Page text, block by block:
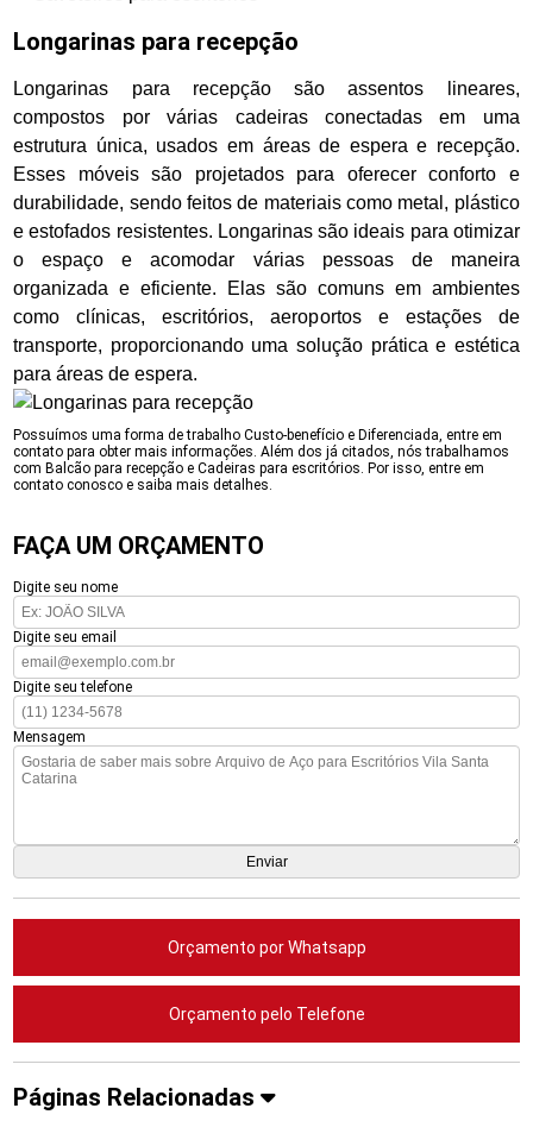
Longarinas para recepção
Longarinas para recepção são assentos lineares,
compostos por várias cadeiras conectadas em uma
estrutura única, usados em áreas de espera e recepção.
Esses móveis são projetados para oferecer conforto e
durabilidade, sendo feitos de materiais como metal, plástico
e estofados resistentes. Longarinas são ideais para otimizar
o espaço e acomodar várias pessoas de maneira
organizada e eficiente. Elas são comuns em ambientes
como clínicas, escritórios, aeroportos e estações de
transporte, proporcionando uma solução prática e estética
para áreas de espera.
Possuímos uma forma de trabalho Custo-benefício e Diferenciada, entre em
contato para obter mais informações. Além dos já citados, nós trabalhamos
com Balcão para recepção e Cadeiras para escritórios. Por isso, entre em
contato conosco e saiba mais detalhes.
FAÇA UM ORÇAMENTO
Digite seu nome
Digite seu email
Digite seu telefone
Mensagem
Orçamento por Whatsapp
Orçamento pelo Telefone
Páginas Relacionadas